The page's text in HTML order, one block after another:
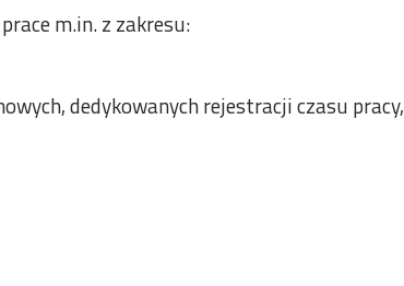
m.in. z zakresu:
dedykowanych rejestracji czasu pracy,